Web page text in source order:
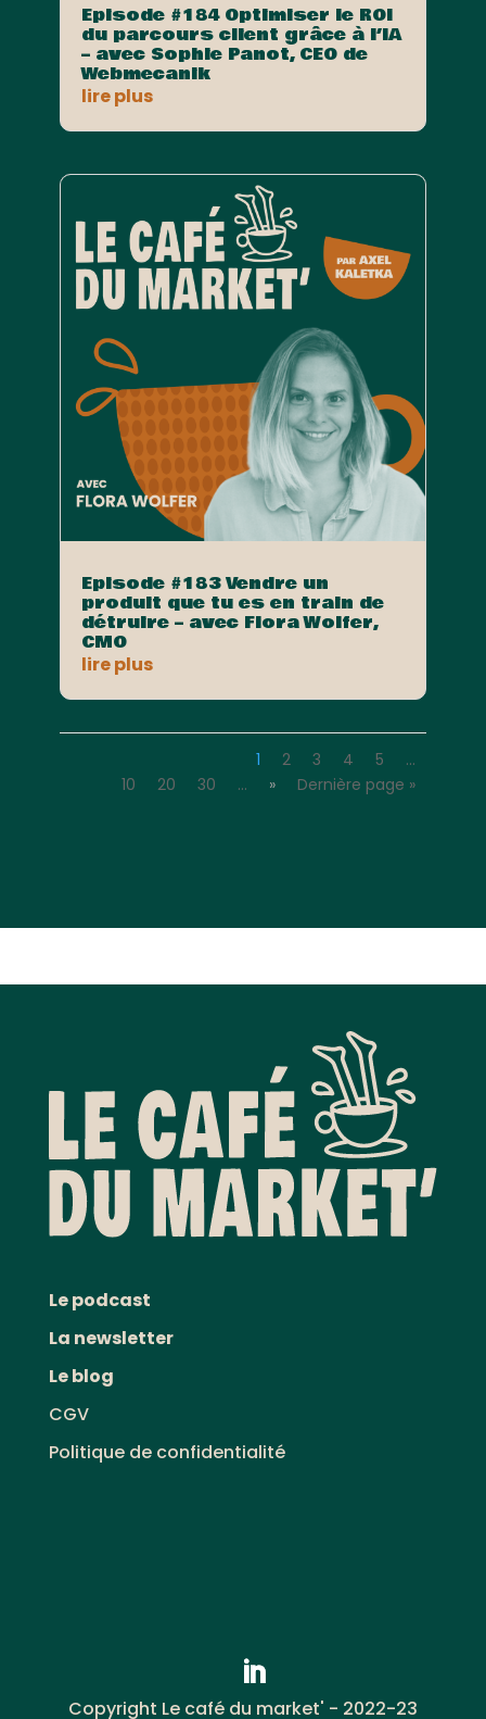
Episode #184 Optimiser le ROI
du parcours client grâce à l’IA
– avec Sophie Panot, CEO de
Webmecanik
lire plus
Episode #183 Vendre un
produit que tu es en train de
détruire – avec Flora Wolfer,
CMO
lire plus
1 2 3 4 5
…
10
20 30 … » Dernière page »
Le podcast
La newsletter
Le blog
CGV
Politique de confidentialité
Copyright Le café du market' - 2022-23